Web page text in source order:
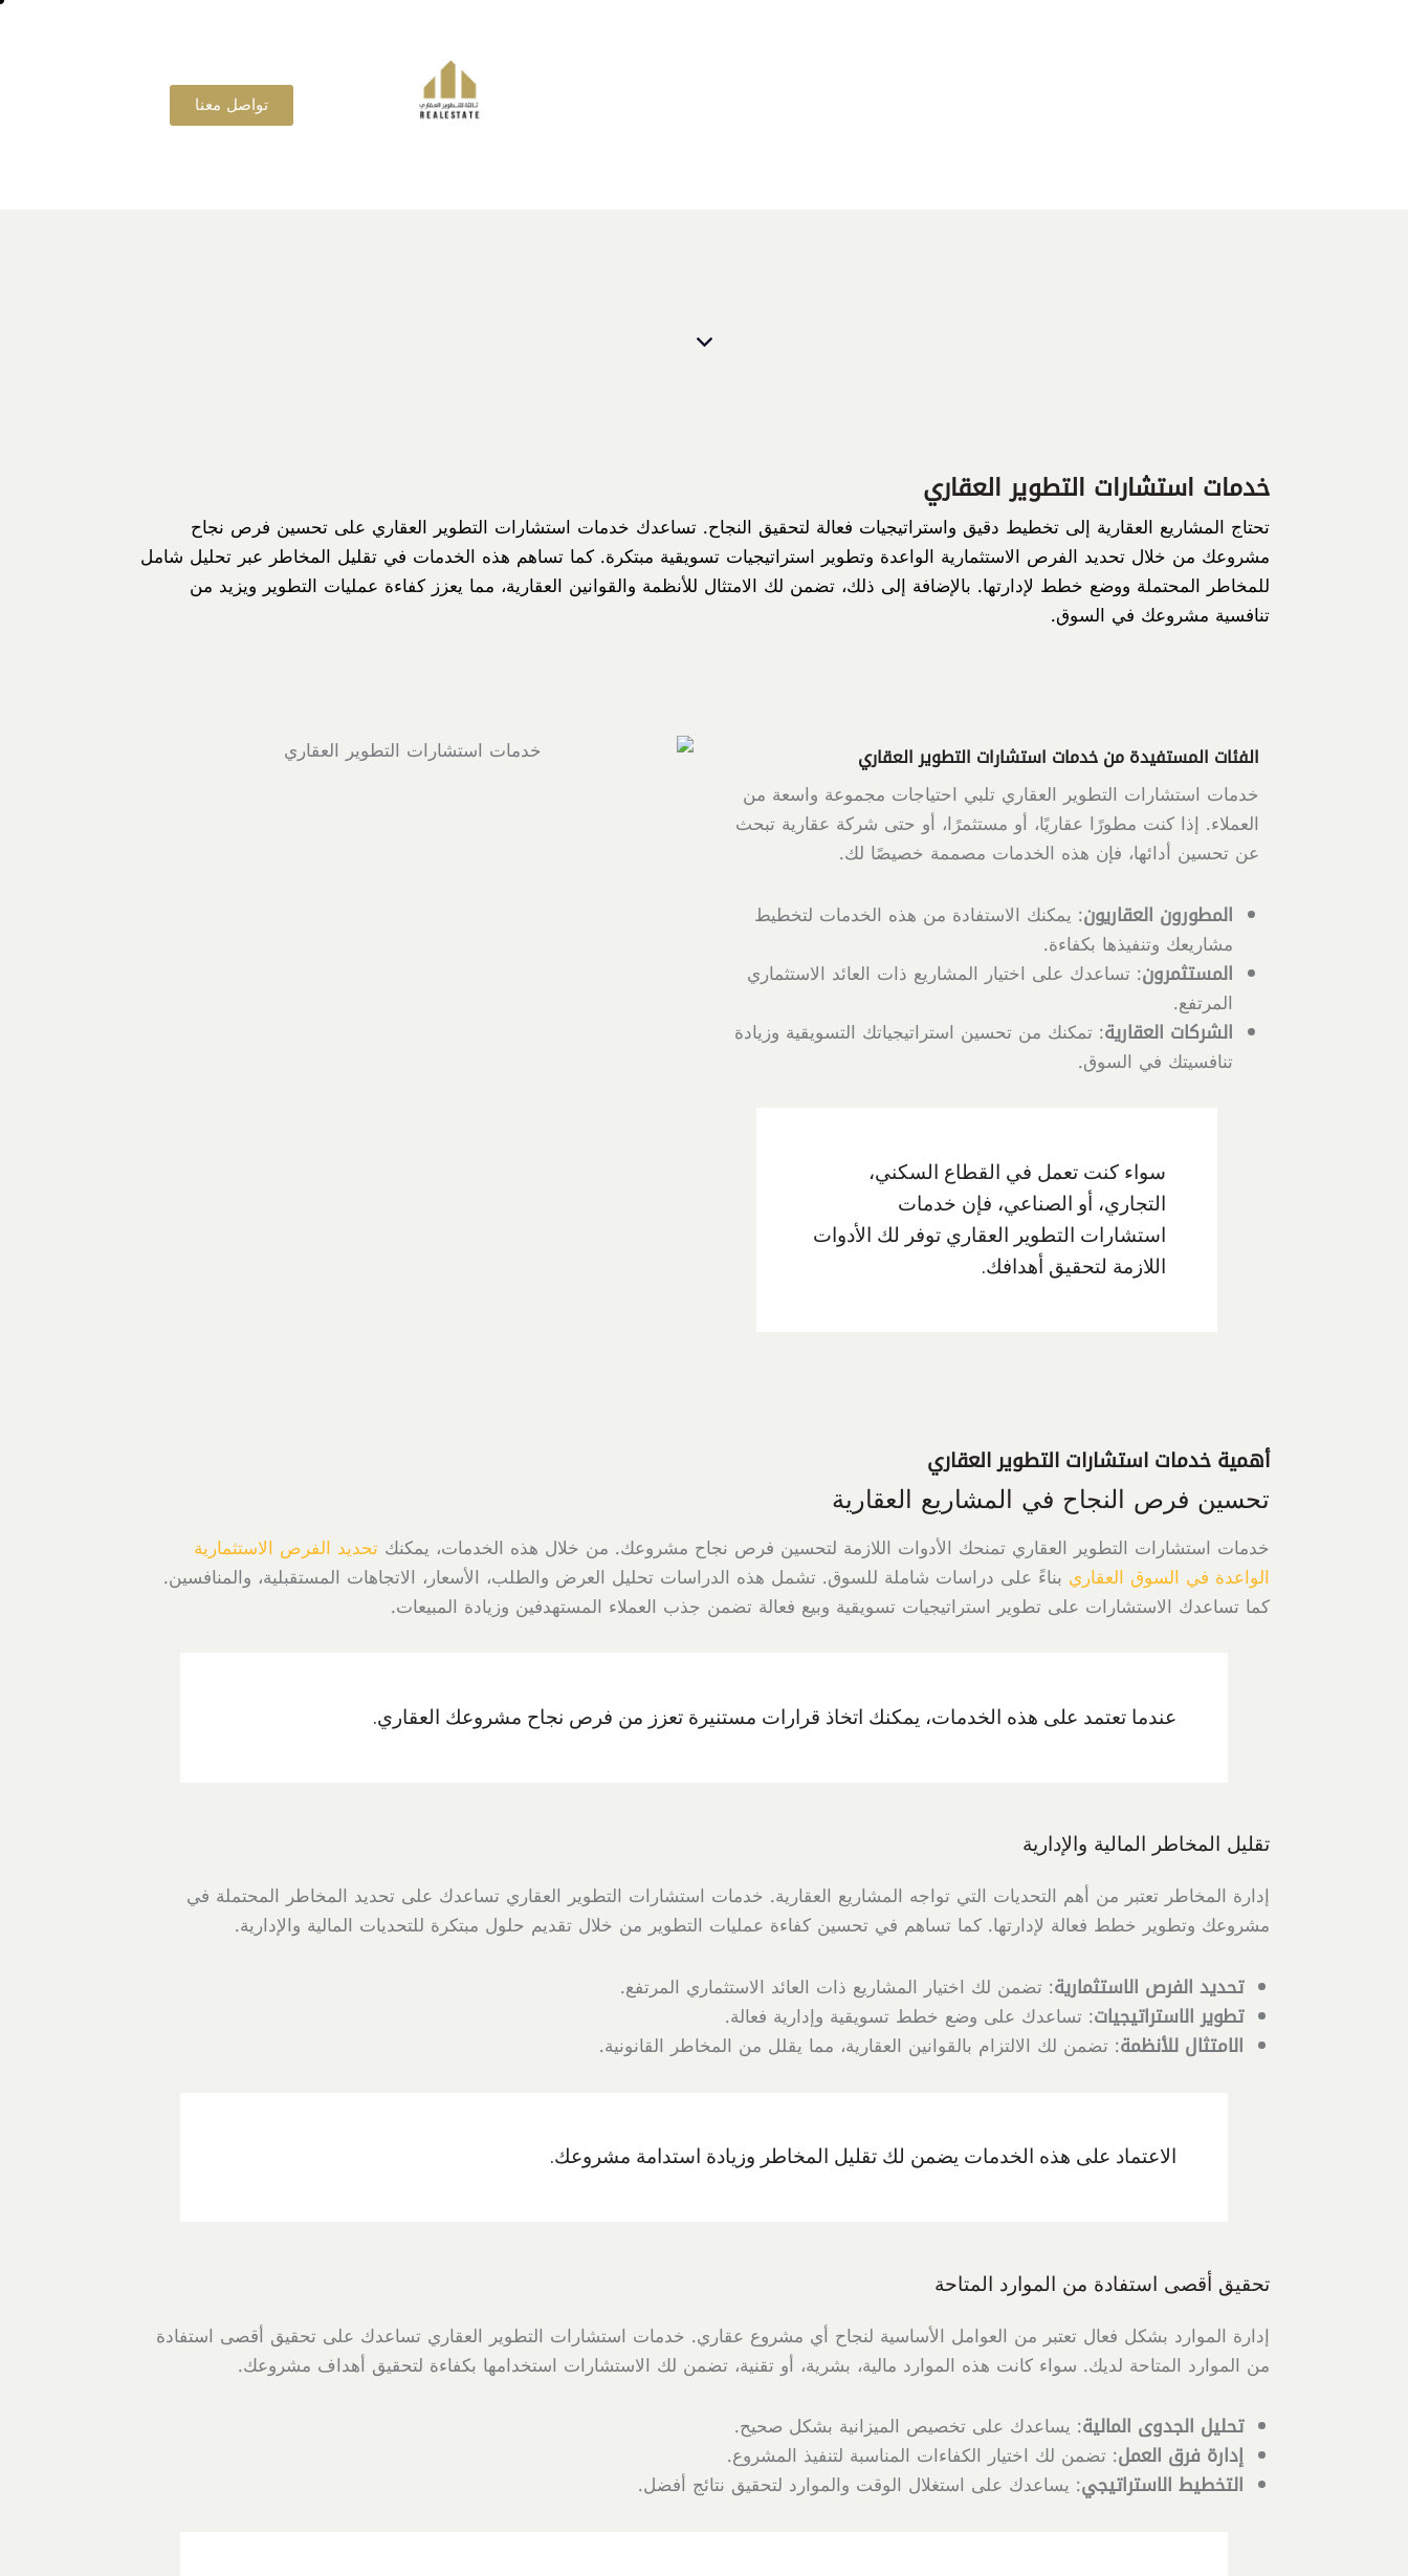
تواصل معنا
خدمات استشارات التطوير العقاري
تحتاج المشاريع العقارية إلى تخطيط دقيق واستراتيجيات فعالة لتحقيق النجاح. تساعدك خدمات استشارات التطوير العقاري على تحسين فرص نجاح
مشروعك من خلال تحديد الفرص الاستثمارية الواعدة وتطوير استراتيجيات تسويقية مبتكرة. كما تساهم هذه الخدمات في تقليل المخاطر عبر تحليل شامل
للمخاطر المحتملة ووضع خطط لإدارتها. بالإضافة إلى ذلك، تضمن لك الامتثال للأنظمة والقوانين العقارية، مما يعزز كفاءة عمليات التطوير ويزيد من
تنافسية مشروعك في السوق.
الفئات المستفيدة من خدمات استشارات التطوير العقاري
خدمات استشارات التطوير العقاري تلبي احتياجات مجموعة واسعة من
العملاء. إذا كنت مطورًا عقاريًا، أو مستثمرًا، أو حتى شركة عقارية تبحث
عن تحسين أدائها، فإن هذه الخدمات مصممة خصيصًا لك.
المطورون العقاريون: يمكنك الاستفادة من هذه الخدمات لتخطيط
مشاريعك وتنفيذها بكفاءة.
المستثمرون: تساعدك على اختيار المشاريع ذات العائد الاستثماري
المرتفع.
الشركات العقارية: تمكنك من تحسين استراتيجياتك التسويقية وزيادة
تنافسيتك في السوق.
سواء كنت تعمل في القطاع السكني،
التجاري، أو الصناعي، فإن خدمات
استشارات التطوير العقاري توفر لك الأدوات
اللازمة لتحقيق أهدافك.
أهمية خدمات استشارات التطوير العقاري
تحسين فرص النجاح في المشاريع العقارية
خدمات استشارات التطوير العقاري تمنحك الأدوات اللازمة لتحسين فرص نجاح مشروعك. من خلال هذه الخدمات، يمكنك تحديد الفرص الاستثمارية
الواعدة في السوق العقاري بناءً على دراسات شاملة للسوق. تشمل هذه الدراسات تحليل العرض والطلب، الأسعار، الاتجاهات المستقبلية، والمنافسين.
كما تساعدك الاستشارات على تطوير استراتيجيات تسويقية وبيع فعالة تضمن جذب العملاء المستهدفين وزيادة المبيعات.
عندما تعتمد على هذه الخدمات، يمكنك اتخاذ قرارات مستنيرة تعزز من فرص نجاح مشروعك العقاري.
تقليل المخاطر المالية والإدارية
إدارة المخاطر تعتبر من أهم التحديات التي تواجه المشاريع العقارية. خدمات استشارات التطوير العقاري تساعدك على تحديد المخاطر المحتملة في
مشروعك وتطوير خطط فعالة لإدارتها. كما تساهم في تحسين كفاءة عمليات التطوير من خلال تقديم حلول مبتكرة للتحديات المالية والإدارية.
تحديد الفرص الاستثمارية: تضمن لك اختيار المشاريع ذات العائد الاستثماري المرتفع.
تطوير الاستراتيجيات: تساعدك على وضع خطط تسويقية وإدارية فعالة.
الامتثال للأنظمة: تضمن لك الالتزام بالقوانين العقارية، مما يقلل من المخاطر القانونية.
الاعتماد على هذه الخدمات يضمن لك تقليل المخاطر وزيادة استدامة مشروعك.
تحقيق أقصى استفادة من الموارد المتاحة
إدارة الموارد بشكل فعال تعتبر من العوامل الأساسية لنجاح أي مشروع عقاري. خدمات استشارات التطوير العقاري تساعدك على تحقيق أقصى استفادة
من الموارد المتاحة لديك. سواء كانت هذه الموارد مالية، بشرية، أو تقنية، تضمن لك الاستشارات استخدامها بكفاءة لتحقيق أهداف مشروعك.
تحليل الجدوى المالية: يساعدك على تخصيص الميزانية بشكل صحيح.
إدارة فرق العمل: تضمن لك اختيار الكفاءات المناسبة لتنفيذ المشروع.
التخطيط الاستراتيجي: يساعدك على استغلال الوقت والموارد لتحقيق نتائج أفضل.